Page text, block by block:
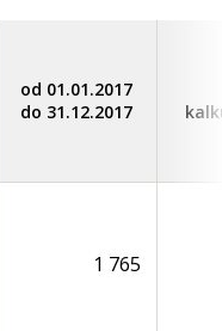
od 01.01.2017
do 31.12.2017
1 765